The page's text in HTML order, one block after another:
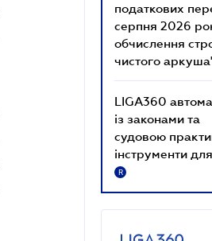
податкових
серпня 2026
обчислення
чистого
LIGA360
із законами та
судовою
інструменти
R